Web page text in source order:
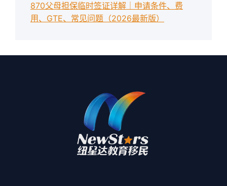
870父母担保临时签证详解｜申请条件、费
用、GTE、常见问题（2026最新版）